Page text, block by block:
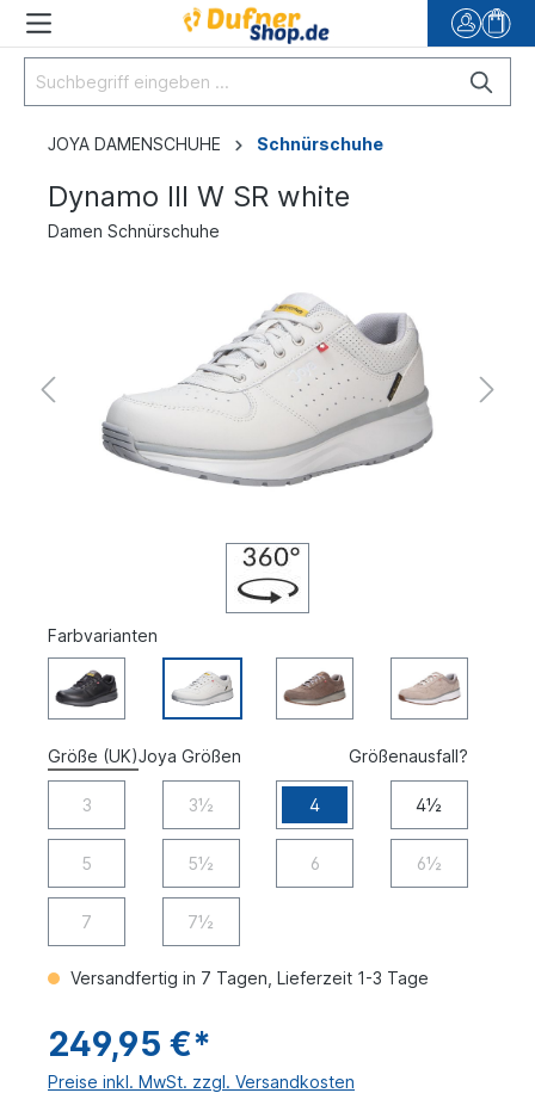
JOYA DAMENSCHUHE Schnürschuhe
Dynamo III W SR white
Damen Schnürschuhe
Farbvarianten
Größe (UK)Joya Größen Größenausfall?
3 3½ 4 4½
5 5½ 6 6½
7 7½
Versandfertig in 7 Tagen, Lieferzeit 1-3 Tage
249,95 €*
Preise inkl. MwSt. zzgl. Versandkosten